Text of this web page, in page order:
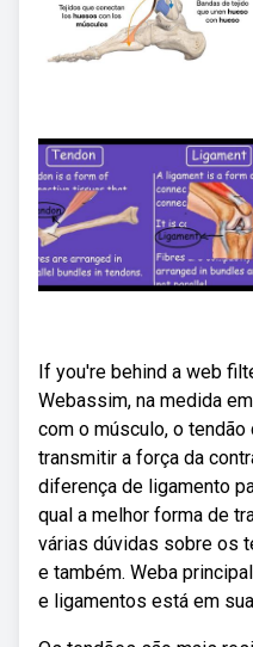
If you're behind a web
Webassim, na medida
com o músculo, o
transmitir a força da
diferença de ligamento
qual a melhor forma de
várias dúvidas sobre os
e também. Weba
e ligamentos está em